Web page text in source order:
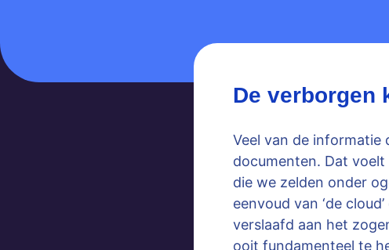
De verborgen
Veel van de informatie
documenten. Dat
die we zelden onder
eenvoud van ‘de
verslaafd aan het
ooit fundamenteel te